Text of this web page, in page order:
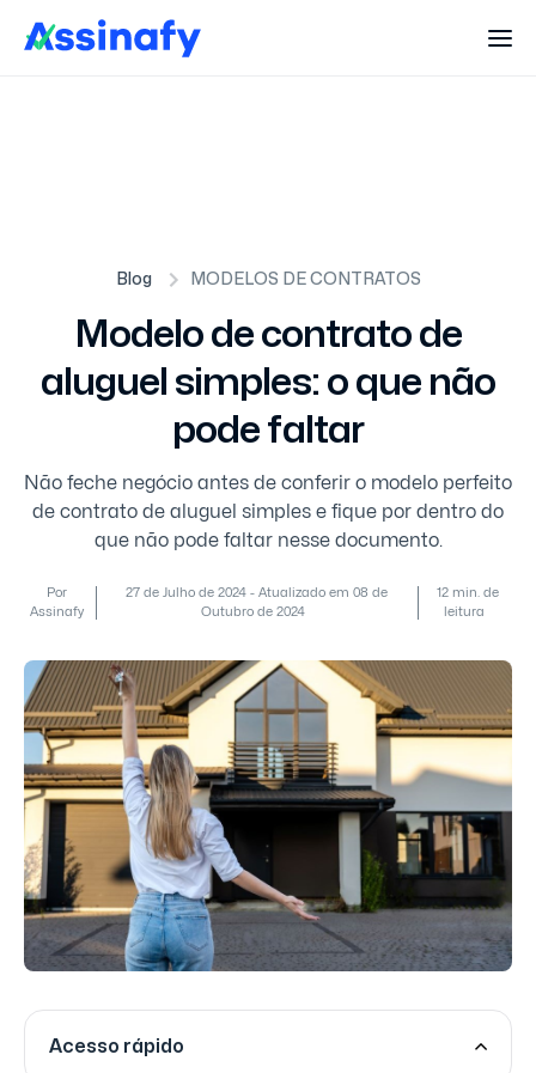
Blog MODELOS DE CONTRATOS
Modelo de contrato de
aluguel simples: o que não
pode faltar
Não feche negócio antes de conferir o modelo perfeito
de contrato de aluguel simples e fique por dentro do
que não pode faltar nesse documento.
Por
Assinafy
27 de Julho de 2024 - Atualizado em 08 de
Outubro de 2024
12 min. de
leitura
Acesso rápido